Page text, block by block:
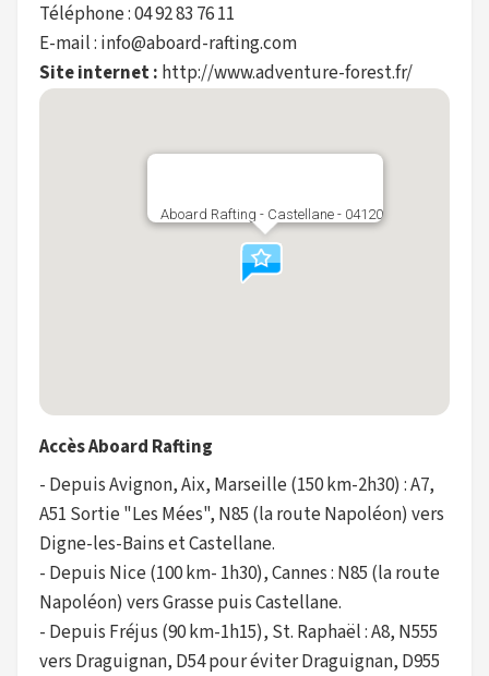
Téléphone : 04 92 83 76 11
E-mail : info@aboard-rafting.com
Site internet : http://www.adventure-forest.fr/
Aboard Rafting - Castellane - 04120
Accès Aboard Rafting
- Depuis Avignon, Aix, Marseille (150 km-2h30) : A7,
A51 Sortie "Les Mées", N85 (la route Napoléon) vers
Digne-les-Bains et Castellane.
- Depuis Nice (100 km- 1h30), Cannes : N85 (la route
Napoléon) vers Grasse puis Castellane.
- Depuis Fréjus (90 km-1h15), St. Raphaël : A8, N555
vers Draguignan, D54 pour éviter Draguignan, D955